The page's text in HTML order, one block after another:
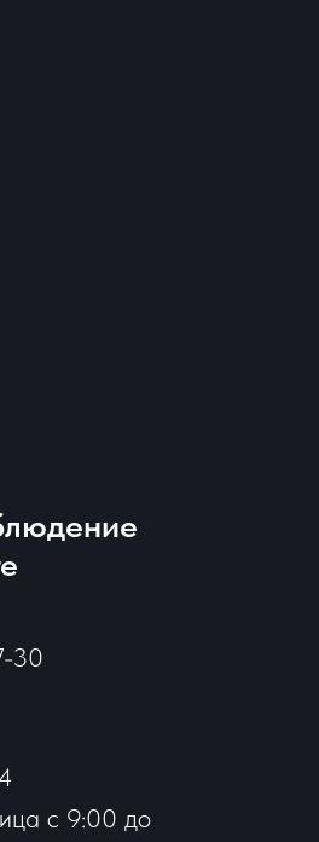
30
с 9:00 до